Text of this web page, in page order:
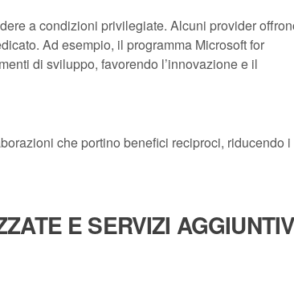
a condizioni privilegiate. Alcuni provider
Ad esempio, il programma Microsoft for
di sviluppo, favorendo l’innovazione e il
che portino benefici reciproci, riducendo i
E SERVIZI